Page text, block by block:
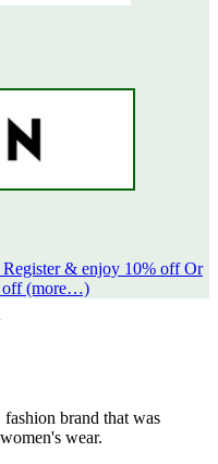
& enjoy 10% off Or
off (more…)
brand that was
wear.